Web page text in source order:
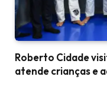
Roberto Cidade
atende crianças e